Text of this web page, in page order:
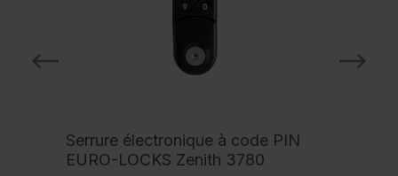
Serrure électronique à code PIN
EURO-LOCKS Zenith 3780